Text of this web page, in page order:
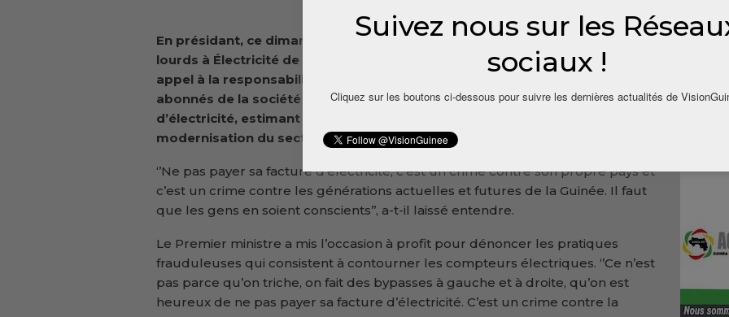
En présidant, ce dimanche 28 juin à Kipé, la cérémonie de remise d’engins
lourds à Électricité de Guinée (EDG), le Premier ministre Bah Oury a lancé un
appel à la responsabilité citoyenne. Le chef du gouvernement a exhorté les
abonnés de la société à s’acquitter régulièrement de leurs factures
d’électricité, estimant que le non-paiement compromet les efforts de
modernisation du secteur énergétique.
‘’Ne pas payer sa facture d’électricité, c’est un crime contre son propre pays et
c’est un crime contre les générations actuelles et futures de la Guinée. Il faut
que les gens en soient conscients’’, a-t-il laissé entendre.
Le Premier ministre a mis l’occasion à profit pour dénoncer les pratiques
frauduleuses qui consistent à contourner les compteurs électriques. ‘’Ce n’est
pas parce qu’on triche, on fait des bypasses à gauche et à droite, qu’on est
heureux de ne pas payer sa facture d’électricité. C’est un crime contre la
Suivez nous sur les
sociaux !
Cliquez sur les boutons ci-dessous pour suivre les dernières actualités de